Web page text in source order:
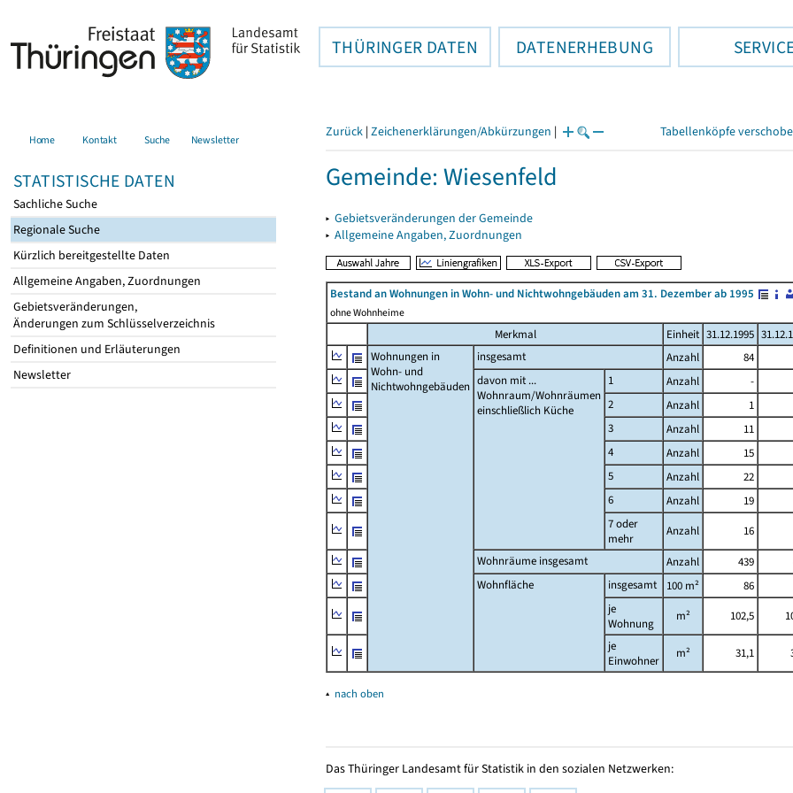
THÜRINGER DATEN DATENERHEBUNG
Home Kontakt Suche Newsletter
STATISTISCHE DATEN
Sachliche Suche
Regionale Suche
Kürzlich bereitgestellte Daten
Allgemeine Angaben, Zuordnungen
Gebietsveränderungen,
Änderungen zum Schlüsselverzeichnis
Definitionen und Erläuterungen
Newsletter
Zurück | Zeichenerklärungen/Abkürzungen | Tabellenköpfe
Gemeinde: Wiesenfeld
▸ Gebietsveränderungen der Gemeinde
▸ Allgemeine Angaben, Zuordnungen
Bestand an Wohnungen in Wohn- und Nichtwohngebäuden am 31. Dezember ab 1995
ohne Wohnheime
Merkmal Einheit 31.12.1995
Wohnungen in
Wohn- und
Nichtwohngebäuden
insgesamt Anzahl 84
davon mit ...
Wohnraum/Wohnräumen
einschließlich Küche
1 Anzahl -
2
Anzahl 1
3
Anzahl 11
4
Anzahl 15
5
Anzahl 22
6
Anzahl 19
7 oder
mehr
Anzahl 16
Wohnräume insgesamt
Anzahl 439
Wohnfläche
insgesamt 100 m² 86
je
Wohnung
m² 102,5
je
Einwohner
m² 31,1
▴ nach oben
Das Thüringer Landesamt für Statistik in den sozialen Netzwerken: